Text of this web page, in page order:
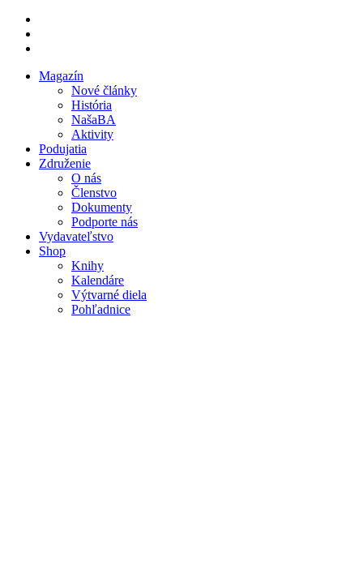
Magazín
Nové články
História
NašaBA
Aktivity
Podujatia
Združenie
O nás
Členstvo
Dokumenty
Podporte nás
Vydavateľstvo
Shop
Knihy
Kalendáre
Výtvarné diela
Pohľadnice